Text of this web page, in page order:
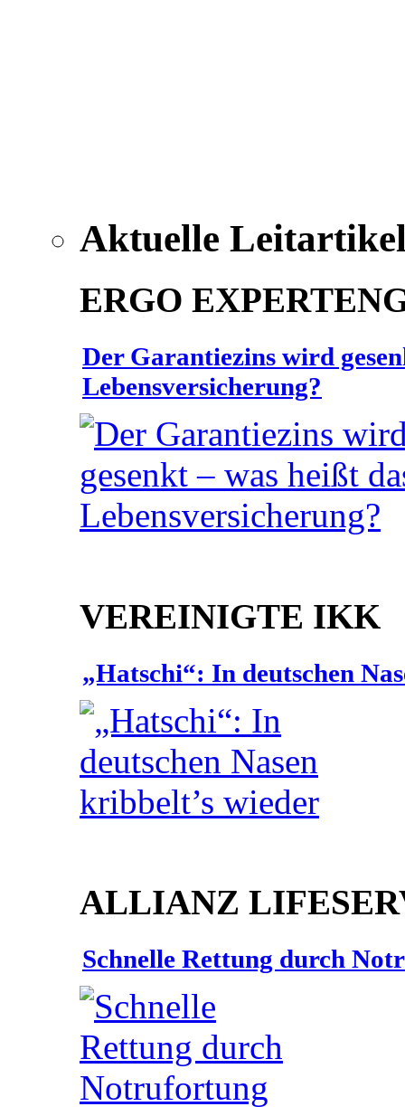
Aktuelle
ERGO
Der Garantiezins wird
Lebensversicherung?
VEREINIGTE IKK
„Hatschi“: In deutschen
ALLIANZ
Schnelle Rettung durch